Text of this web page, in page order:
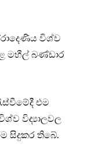
විශ්ව
මහීල් බණ්ඩාර
එම
විද්‍යාලවල
සිදුකර තිබේ.